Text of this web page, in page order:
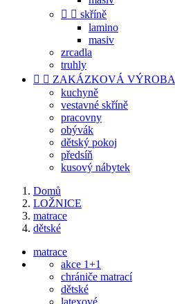
  skříně
lamino
masiv
zrcadla
truhly
  ZAKÁZKOVÁ VÝROBA
kuchyně
vestavné skříně
pracovny
obývák
dětský pokoj
předsíň
kusový nábytek
Domů
LOŽNICE
matrace
dětské
matrace
akce 1+1
chrániče matrací
dětské
latexové